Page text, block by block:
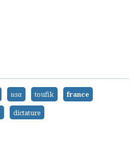
usa toufik
france
dictature